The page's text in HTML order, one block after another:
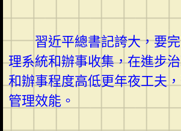
習近平總書記誇大，要完
理系統和辦事收集，在進步
和辦事程度高低更年夜工夫
管理效能。